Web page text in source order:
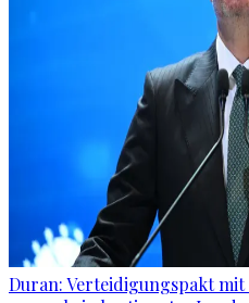
Duran: Verteidigungspakt